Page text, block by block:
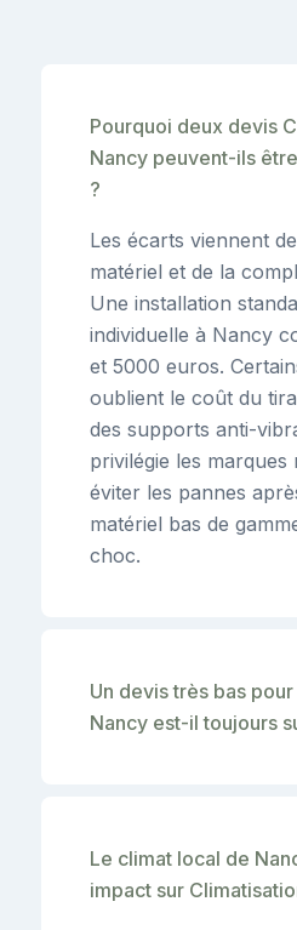
Pourquoi deux devis
Nancy peuvent-ils
?
Les écarts viennent
matériel et de la
Une installation
individuelle à Nancy
et 5000 euros.
oublient le coût du
des supports anti-
privilégie les
éviter les pannes
matériel bas de
choc.
Un devis très bas
Nancy est-il toujours
Le climat local de
impact sur